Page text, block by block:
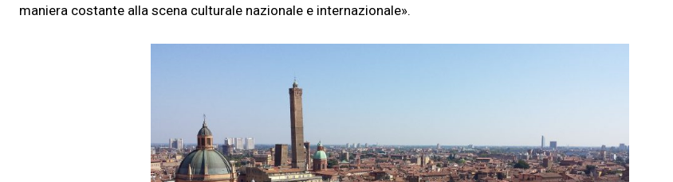
maniera costante alla scena culturale nazionale e internazionale».